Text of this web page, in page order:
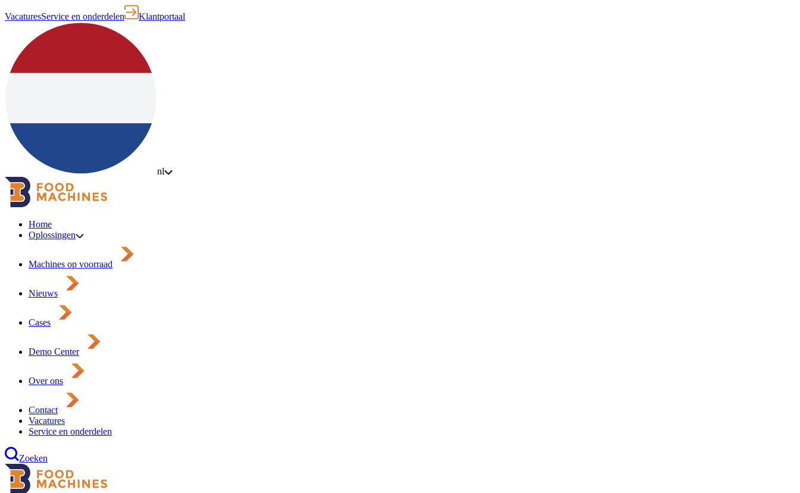
VacaturesService en onderdelen Klantportaal
nl
Home
Oplossingen
Machines op voorraad
Nieuws
Cases
Demo Center
Over ons
Contact
Vacatures
Service en onderdelen
Zoeken